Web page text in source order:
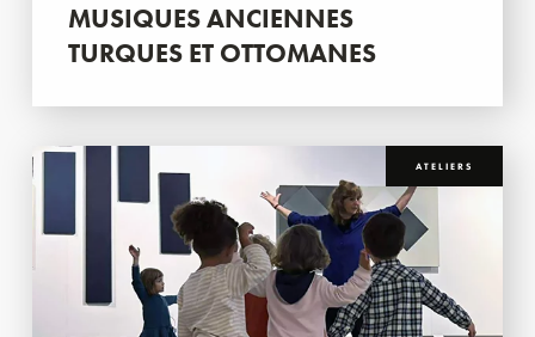
MUSIQUES ANCIENNES
TURQUES ET OTTOMANES
ATELIERS